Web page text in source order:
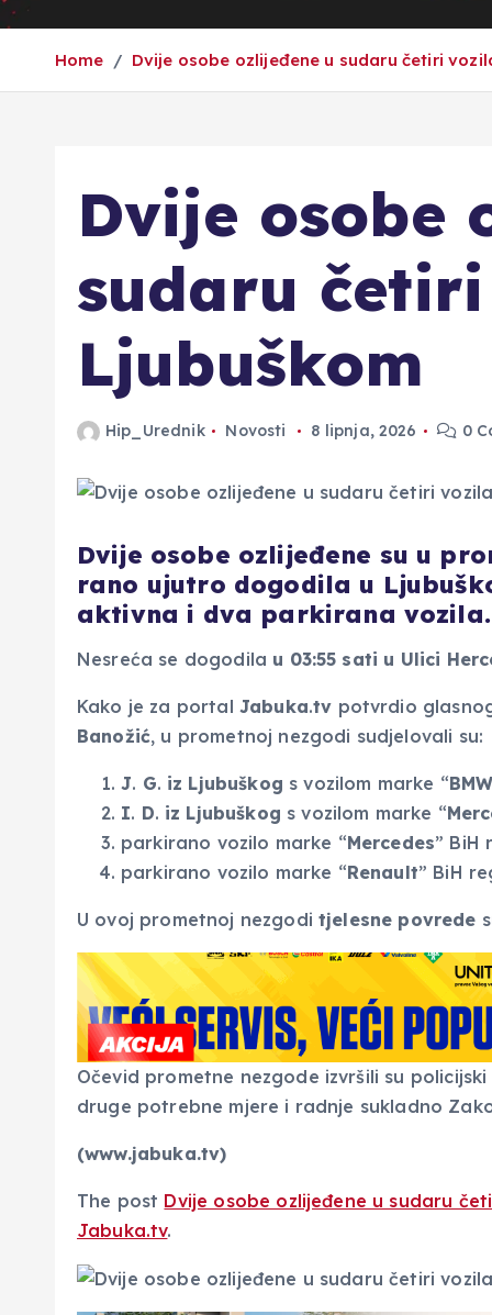
Home Dvije osobe ozlijeđene u sudaru četiri
Dvije osobe
sudaru
Ljubuškom
Hip_Urednik Novosti 8 lipnja, 2026 0
Dvije osobe ozlijeđene su u
rano ujutro dogodila u
aktivna i dva parkirana vozila.
Nesreća se dogodila u 03:55 sati u Ulici
Kako je za portal Jabuka.tv potvrdio
Banožić, u prometnoj nezgodi sudjelovali su:
J. G. iz Ljubuškog s vozilom marke “BMW
I. D. iz Ljubuškog s vozilom marke “
parkirano vozilo marke “Mercedes” BiH
parkirano vozilo marke “Renault” BiH
U ovoj prometnoj nezgodi tjelesne povrede
Očevid prometne nezgode izvršili su policijski
druge potrebne mjere i radnje sukladno
(www.jabuka.tv)
The post Dvije osobe ozlijeđene u sudaru
Jabuka.tv.